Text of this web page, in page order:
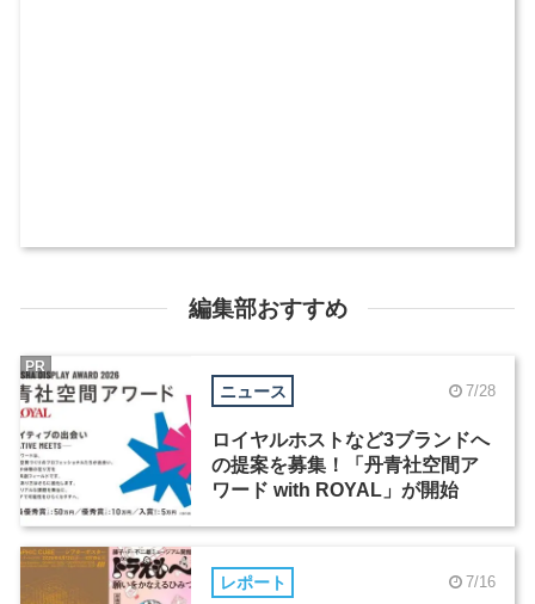
編集部おすすめ
ニュース 7/28
ロイヤルホストなど3ブランドへ
の提案を募集！「丹青社空間ア
ワード with ROYAL」が開始
PR
レポート 7/16